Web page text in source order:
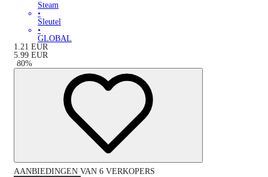
Steam
•
Sleutel
•
GLOBAL
1.21 EUR
5.99 EUR
-80%
AANBIEDINGEN VAN 6 VERKOPERS